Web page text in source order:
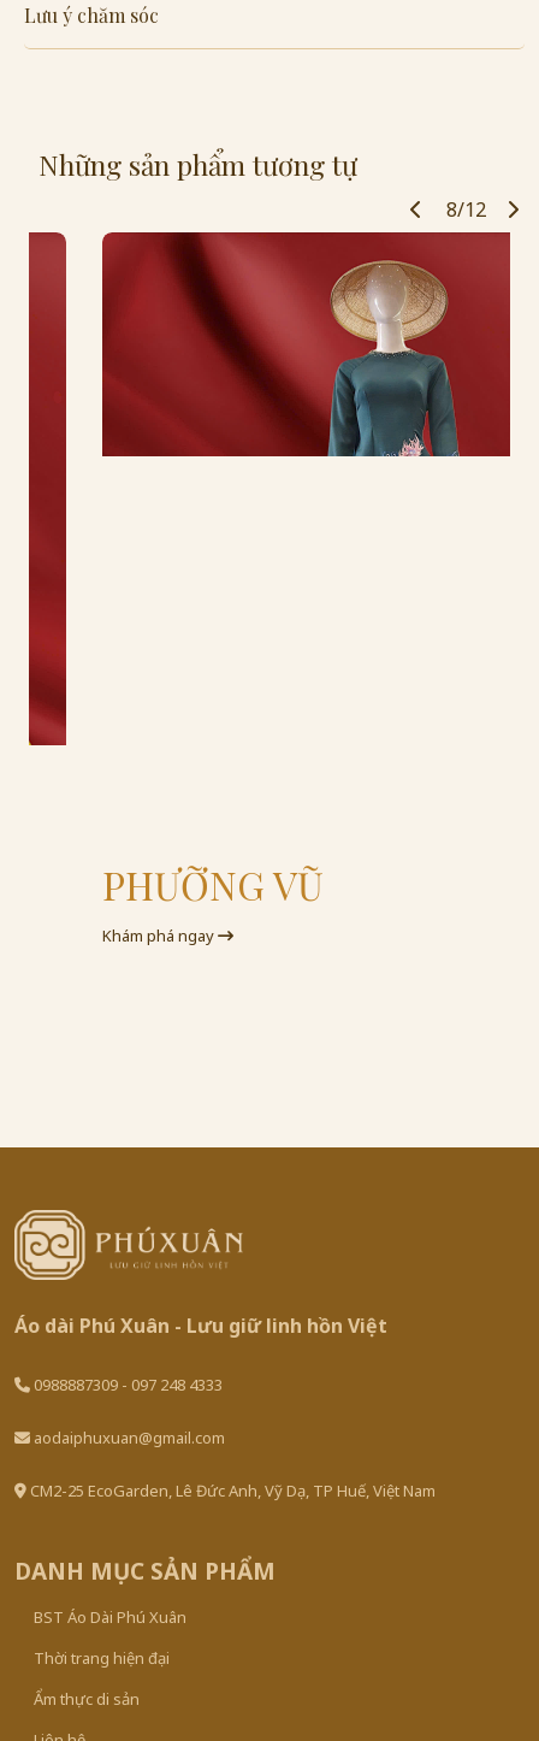
Lưu ý chăm sóc
Những sản phẩm tương tự
PHƯỠNG VŨ
Khám phá ngay
8/12
Áo dài Phú Xuân - Lưu giữ linh hồn Việt
0988887309 - 097 248 4333
aodaiphuxuan@gmail.com
CM2-25 EcoGarden, Lê Đức Anh, Vỹ Dạ, TP Huế, Việt Nam
DANH MỤC SẢN PHẨM
BST Áo Dài Phú Xuân
Thời trang hiện đại
Ẩm thực di sản